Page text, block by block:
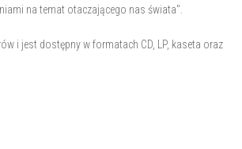
na temat otaczającego nas świata".
i jest dostępny w formatach CD, LP, kaseta oraz